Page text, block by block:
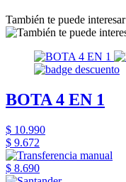
También te puede interesar
BOTA 4 EN 1
$ 10.990
$ 9.672
$ 8.690